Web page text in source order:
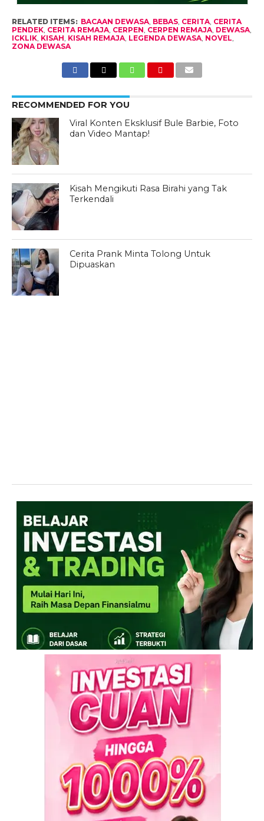
RELATED ITEMS: BACAAN DEWASA, BEBAS, CERITA, CERITA
PENDEK, CERITA REMAJA, CERPEN, CERPEN REMAJA, DEWASA,
ICKLIK, KISAH, KISAH REMAJA, LEGENDA DEWASA, NOVEL,
ZONA DEWASA
RECOMMENDED FOR YOU
Viral Konten Eksklusif Bule Barbie, Foto
dan Video Mantap!
Kisah Mengikuti Rasa Birahi yang Tak
Terkendali
Cerita Prank Minta Tolong Untuk
Dipuaskan